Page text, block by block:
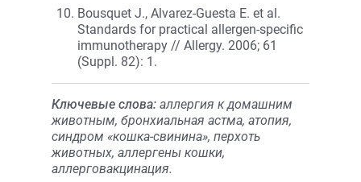
Bousquet J., Alvarez-Guesta E. et al.
Standards for practical allergen-specific
immunotherapy // Allergy. 2006; 61
(Suppl. 82): 1.
Ключевые слова: аллергия к домашним
животным, бронхиальная астма, атопия,
синдром «кошка-свинина», перхоть
животных, аллергены кошки,
аллерговакцинация.